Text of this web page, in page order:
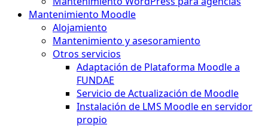
Mantenimiento Moodle
Alojamiento
Mantenimiento y asesoramiento
Otros servicios
Adaptación de Plataforma Moodle a
FUNDAE
Servicio de Actualización de Moodle
Instalación de LMS Moodle en servidor
propio